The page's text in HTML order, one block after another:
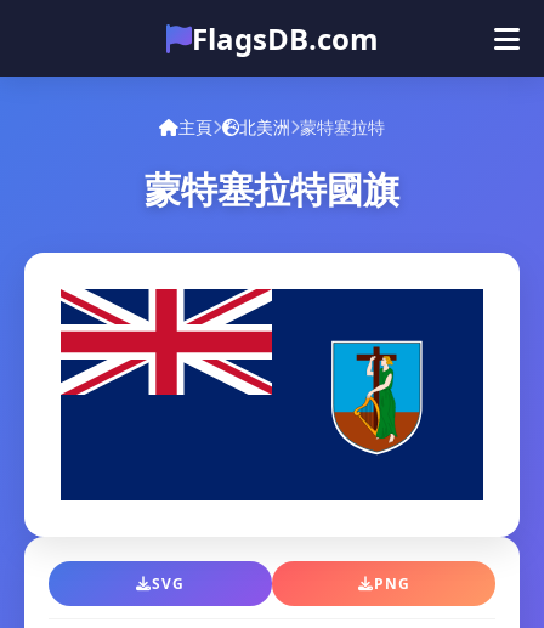
FlagsDB.com
主頁
测验
主頁 北美洲 蒙特塞拉特
蒙特塞拉特國旗
SVG PNG